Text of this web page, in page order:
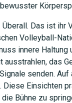
Überall. Das ist
Volleyball-
innere Haltung
ausstrahlen, das
senden.
Diese Einsichten
Bühne zu